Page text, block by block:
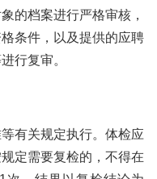
的档案进行严格审核，
条件，以及提供的应聘
行复审。
有关规定执行。体检应
定需要复检的，不得在